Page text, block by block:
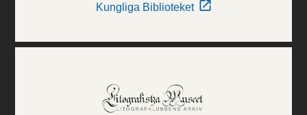
Kungliga Biblioteket